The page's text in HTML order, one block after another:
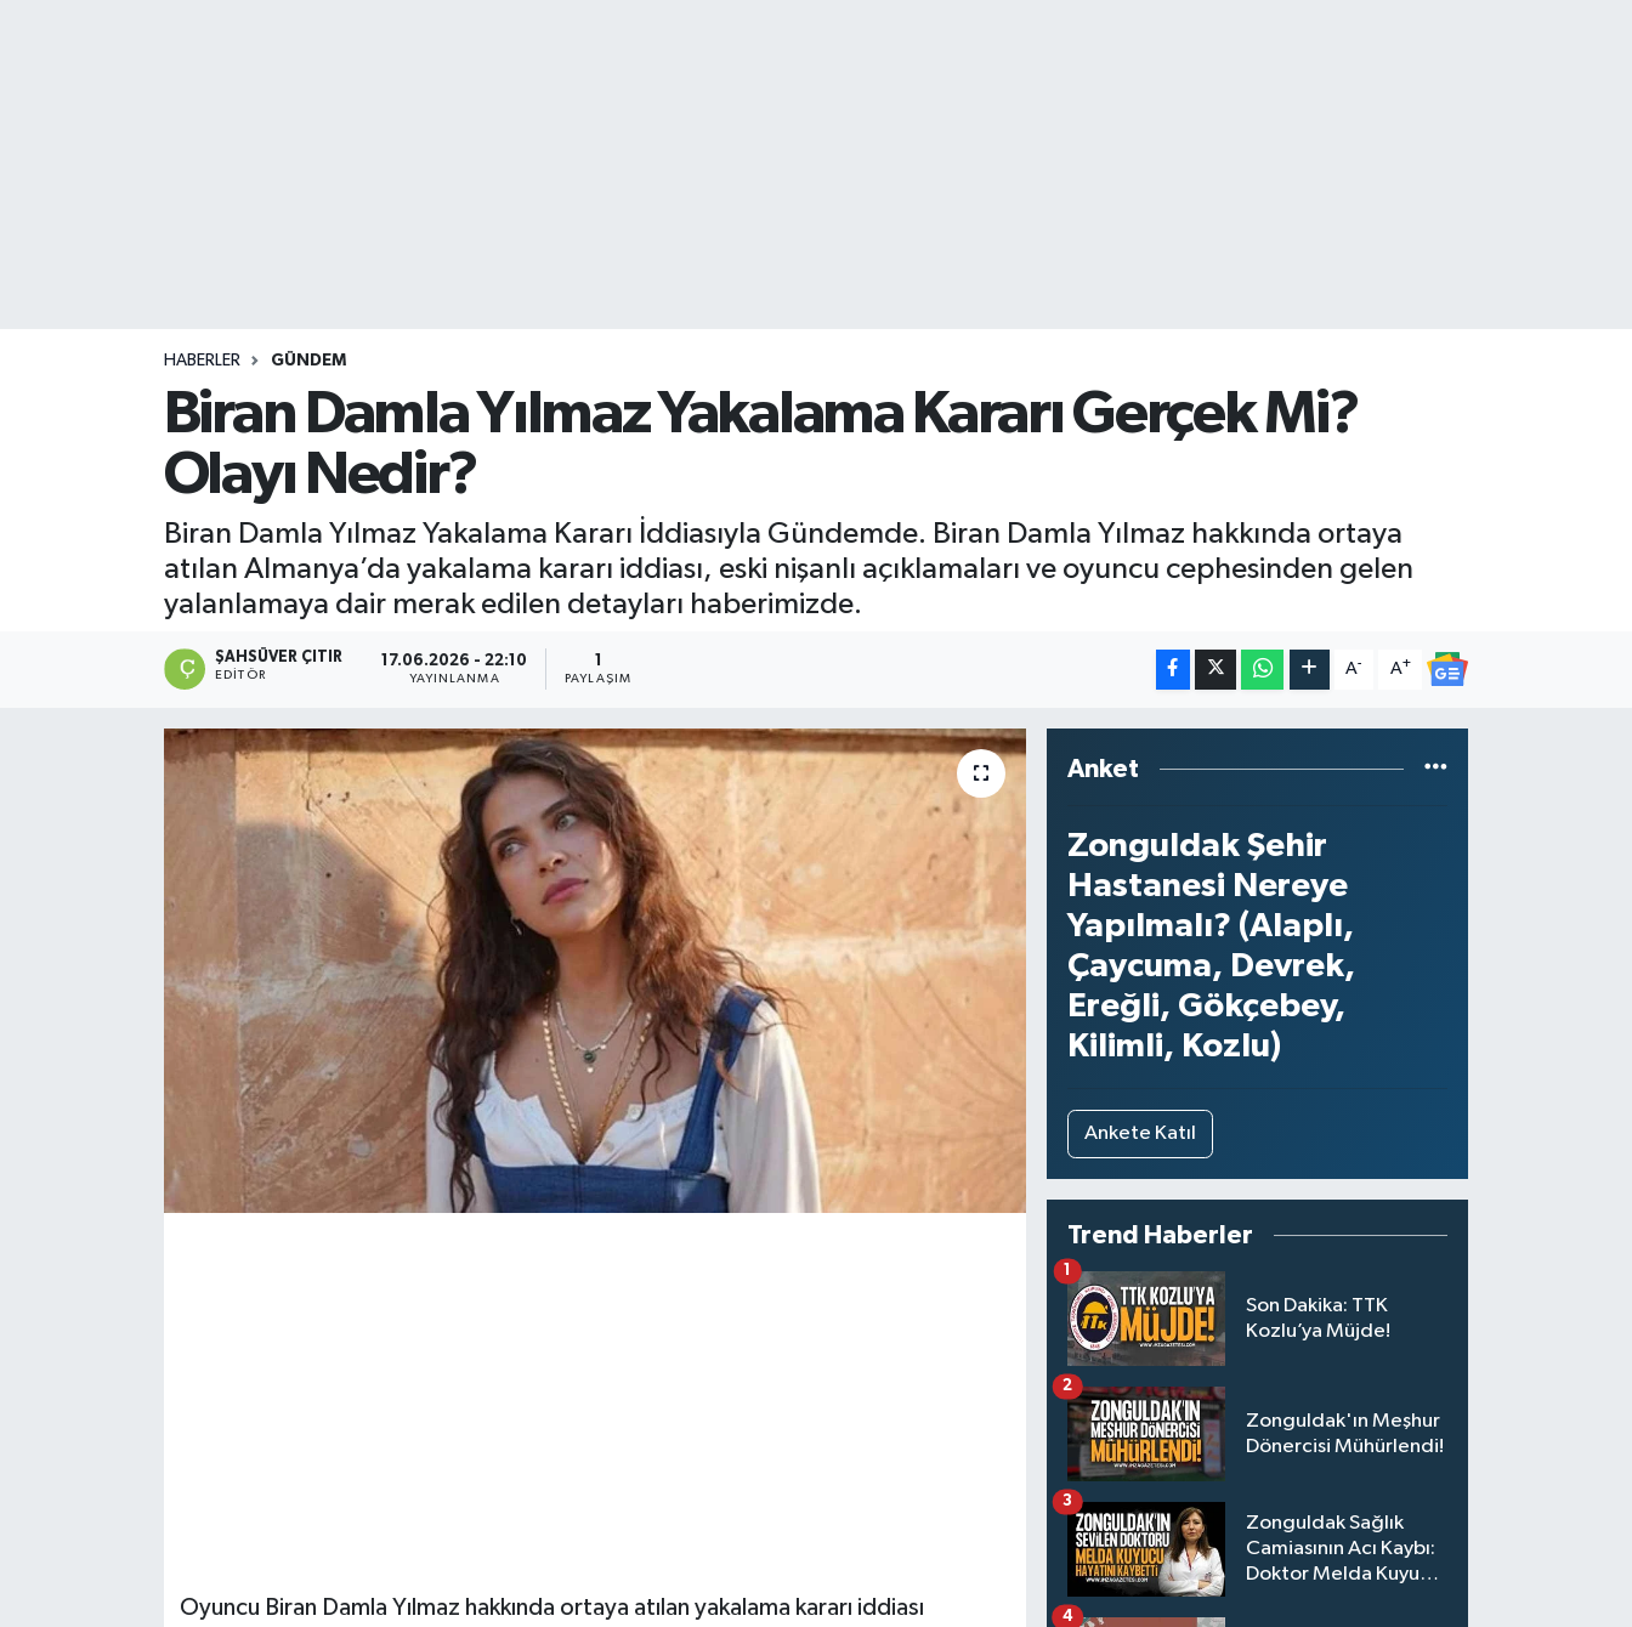
HABERLER GÜNDEM
Biran Damla Yılmaz Yakalama Kararı Gerçek Mi?
Olayı Nedir?
Biran Damla Yılmaz Yakalama Kararı İddiasıyla Gündemde. Biran Damla Yılmaz hakkında ortaya
atılan Almanya’da yakalama kararı iddiası, eski nişanlı açıklamaları ve oyuncu cephesinden gelen
yalanlamaya dair merak edilen detayları haberimizde.
ŞAHSÜVER ÇITIR
EDITÖR
17.06.2026 - 22:10
YAYINLANMA
1
PAYLAŞIM
A- A+
Oyuncu Biran Damla Yılmaz hakkında ortaya atılan yakalama kararı iddiası
Anket
Zonguldak Şehir
Hastanesi Nereye
Yapılmalı? (Alaplı,
Çaycuma, Devrek,
Ereğli, Gökçebey,
Kilimli, Kozlu)
Ankete Katıl
Trend Haberler
Son Dakika: TTK
Kozlu’ya Müjde!
1
Zonguldak'ın Meşhur
Dönercisi Mühürlendi!
2
Zonguldak Sağlık
Camiasının Acı Kaybı:
Doktor Melda Kuyucu
3
4
KASTAMONU